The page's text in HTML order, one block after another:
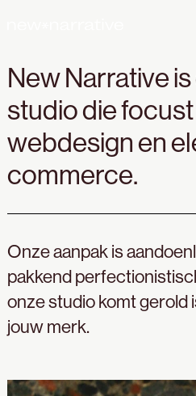
New Narrative
studio die
webdesign en
commerce.
Onze aanpak is
pakkend
onze studio komt gerold
jouw merk.